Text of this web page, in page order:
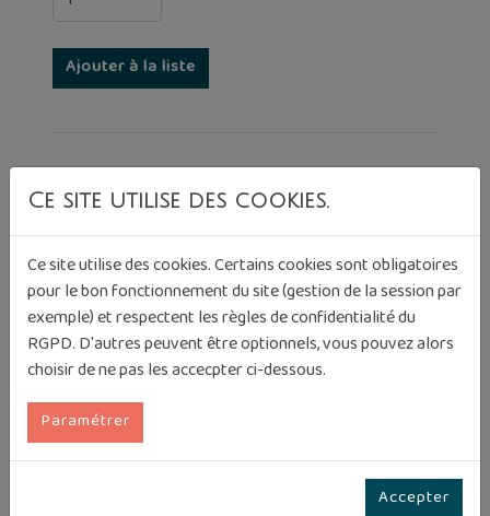
Photos complémentaires
Ce site utilise des cookies.
Ce site utilise des cookies. Certains cookies sont obligatoires
pour le bon fonctionnement du site (gestion de la session par
exemple) et respectent les règles de confidentialité du
RGPD. D'autres peuvent être optionnels, vous pouvez alors
choisir de ne pas les accecpter ci-dessous.
Paramétrer
Accepter